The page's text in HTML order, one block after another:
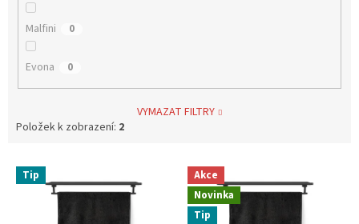
Malfini 0
Evona 0
VYMAZAT FILTRY
Položek k zobrazení: 2
Tip
Akce
Novinka
Tip